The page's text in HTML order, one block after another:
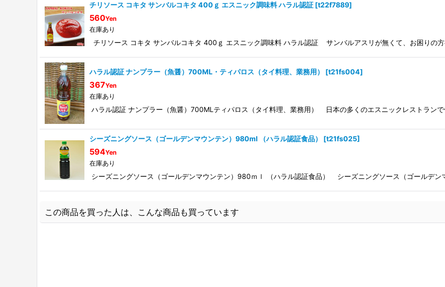
チリソース コキタ サンバルコキタ 400ｇ エスニック調味料 ハラル認証 [t22f7889]
560Yen
在庫あり
チリソース コキタ サンバルコキタ 400ｇ エスニック調味料 ハラル認証 サンバルアスリが無くて、お困りの
ハラル認証 ナンプラー（魚醤）700ML・ティパロス（タイ料理、業務用） [t21fs004]
367Yen
在庫あり
ハラル認証 ナンプラー（魚醤）700MLティパロス（タイ料理、業務用） 日本の多くのエスニックレストラン
シーズニングソース（ゴールデンマウンテン）980ml （ハラル認証食品） [t21fs025]
594Yen
在庫あり
シーズニングソース（ゴールデンマウンテン）980ｍｌ （ハラル認証食品） シーズニングソース（ゴールデ
この商品を買った人は、こんな商品も買っています